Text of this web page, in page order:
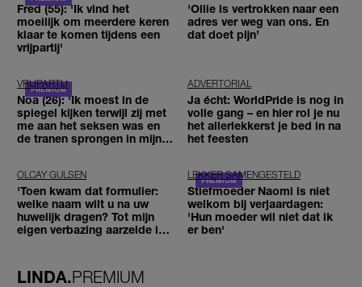
Fred (55): 'Ik vind het
moeilijk om meerdere keren
klaar te komen tijdens een
vrijpartij'
'Ollie is vertrokken naar een
adres ver weg van ons. En
dat doet pijn’
VRIJPARTIJ
Noa (26): 'Ik moest in de
spiegel kijken terwijl zij met
me aan het seksen was en
de tranen sprongen in mijn
ADVERTORIAL
Ja écht: WorldPride is nog in
volle gang – en hier rol je nu
het allerlekkerst je bed in na
het feesten
OLCAY GULSEN
'Toen kwam dat formulier:
welke naam wilt u na uw
huwelijk dragen? Tot mijn
eigen verbazing aarzelde ik
LEKKER SAMENGESTELD
Stiefmoeder Naomi is niet
welkom bij verjaardagen:
'Hun moeder wil niet dat ik
er ben'
LINDA.PREMIUM